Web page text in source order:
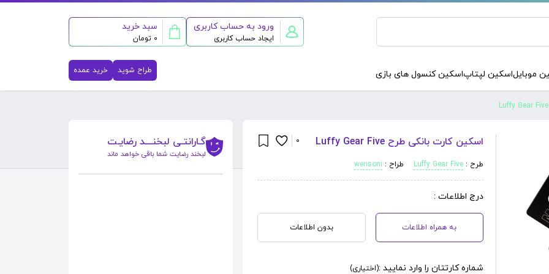
ورود به حساب کاربری
ایجاد حساب کاربری
سبد خرید
0 تومان
موبایلاسکین لپتاپاسکین کنسول های بازی طراح شوید خرید عمده
0 اسکین کارت بانکی طرح Luffy Gear Five
طرح : Luffy Gear Five طراح : wensoni
درج اطلاعات :
به همراه اطلاعات بدون اطلاعات
شماره کارتتان را وارد نمایید :(اختیاری)
گـارانتـی لبخنــــد رضایـت
لبخند رضایت شما باقی خواهد ماند